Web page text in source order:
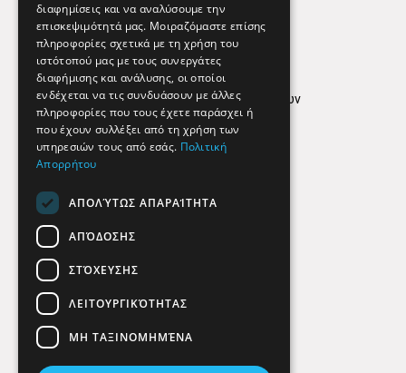
Απόρρητο
Όροι Χρήσης
Πολιτική προστασίας δεδομένων
Findhere
Social Media
διαφημίσεις και να αναλύσουμε την
επισκεψιμότητά μας. Μοιραζόμαστε επίσης
πληροφορίες σχετικά με τη χρήση του
ιστότοπού μας με τους συνεργάτες
διαφήμισης και ανάλυσης, οι οποίοι
ενδέχεται να τις συνδυάσουν με άλλες
πληροφορίες που τους έχετε παράσχει ή
που έχουν συλλέξει από τη χρήση των
υπηρεσιών τους από εσάς. Πολιτική
Απορρήτου
ΑΠΟΛΎΤΩΣ ΑΠΑΡΑΊΤΗΤΑ
ΑΠΌΔΟΣΗΣ
ΣΤΌΧΕΥΣΗΣ
ΛΕΙΤΟΥΡΓΙΚΌΤΗΤΑΣ
ΜΗ ΤΑΞΙΝΟΜΗΜΈΝΑ